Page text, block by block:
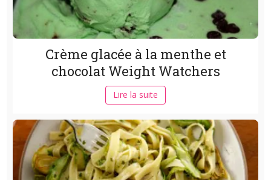
Crème glacée à la menthe et
chocolat Weight Watchers
Lire la suite